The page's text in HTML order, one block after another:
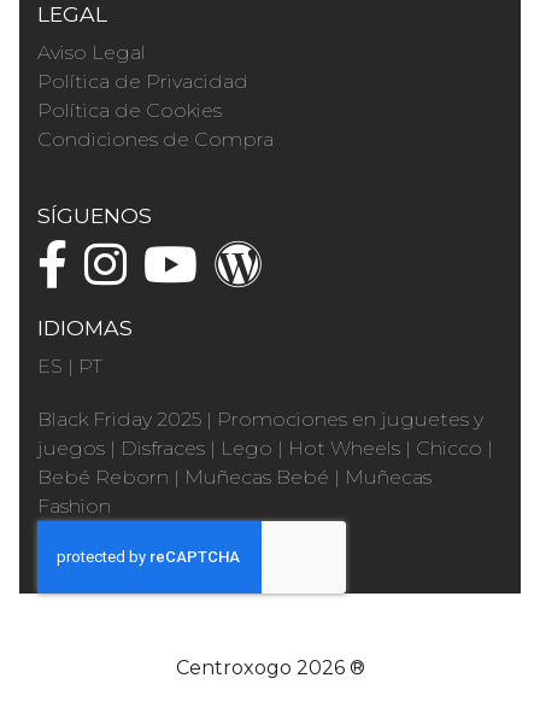
LEGAL
Aviso Legal
Política de Privacidad
Política de Cookies
Condiciones de Compra
SÍGUENOS
IDIOMAS
ES | PT
Black Friday 2025 | Promociones en juguetes y
juegos | Disfraces | Lego | Hot Wheels | Chicco |
Bebé Reborn | Muñecas Bebé | Muñecas
Fashion
Centroxogo 2026 ®